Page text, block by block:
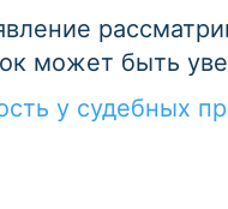
может быть
у судебных